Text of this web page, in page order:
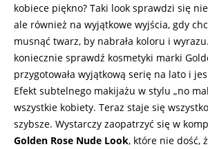
kobiece piękno? Taki look sprawdzi się
ale również na wyjątkowe wyjścia, gdy
musnąć twarz, by nabrała koloru i
koniecznie sprawdź kosmetyki marki
przygotowała wyjątkową serię na lato i
Efekt subtelnego makijażu w stylu „no
wszystkie kobiety. Teraz staje się
szybsze. Wystarczy zaopatrzyć się w
Golden Rose Nude Look, które nie dość,